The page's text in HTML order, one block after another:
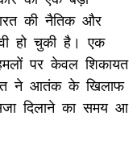
की नैतिक और
हो चुकी है। एक
पर केवल शिकायत
ने आतंक के खिलाफ
दिलाने का समय आ